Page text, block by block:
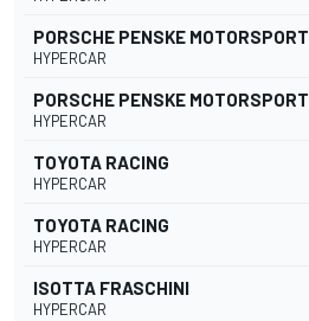
PORSCHE PENSKE MOTORSPORT
HYPERCAR
PORSCHE PENSKE MOTORSPORT
HYPERCAR
TOYOTA RACING
HYPERCAR
TOYOTA RACING
HYPERCAR
ISOTTA FRASCHINI
HYPERCAR